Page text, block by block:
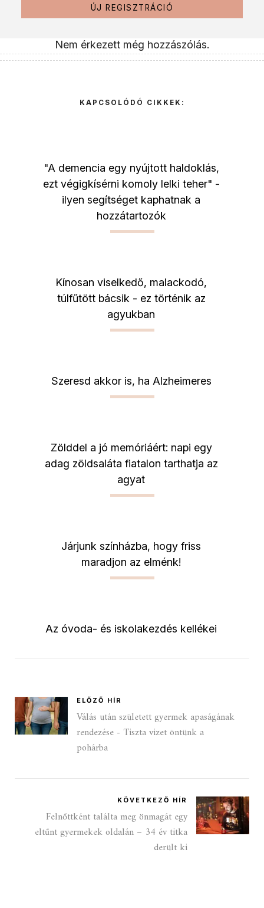
ÚJ REGISZTRÁCIÓ
Nem érkezett még hozzászólás.
KAPCSOLÓDÓ CIKKEK:
"A demencia egy nyújtott haldoklás,
ezt végigkísérni komoly lelki teher" -
ilyen segítséget kaphatnak a
hozzátartozók
Kínosan viselkedő, malackodó,
túlfűtött bácsik - ez történik az
agyukban
Szeresd akkor is, ha Alzheimeres
Zölddel a jó memóriáért: napi egy
adag zöldsaláta fiatalon tarthatja az
agyat
Járjunk színházba, hogy friss
maradjon az elménk!
Az óvoda- és iskolakezdés kellékei
ELŐZŐ HÍR
Válás után született gyermek apaságának
rendezése - Tiszta vizet öntünk a
pohárba
KÖVETKEZŐ HÍR
Felnőttként találta meg önmagát egy
eltűnt gyermekek oldalán – 34 év titka
derült ki